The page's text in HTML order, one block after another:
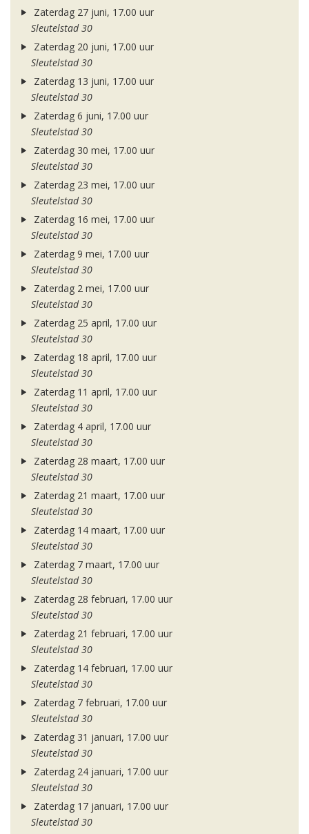
Zaterdag 27 juni, 17.00 uur
Sleutelstad 30
Zaterdag 20 juni, 17.00 uur
Sleutelstad 30
Zaterdag 13 juni, 17.00 uur
Sleutelstad 30
Zaterdag 6 juni, 17.00 uur
Sleutelstad 30
Zaterdag 30 mei, 17.00 uur
Sleutelstad 30
Zaterdag 23 mei, 17.00 uur
Sleutelstad 30
Zaterdag 16 mei, 17.00 uur
Sleutelstad 30
Zaterdag 9 mei, 17.00 uur
Sleutelstad 30
Zaterdag 2 mei, 17.00 uur
Sleutelstad 30
Zaterdag 25 april, 17.00 uur
Sleutelstad 30
Zaterdag 18 april, 17.00 uur
Sleutelstad 30
Zaterdag 11 april, 17.00 uur
Sleutelstad 30
Zaterdag 4 april, 17.00 uur
Sleutelstad 30
Zaterdag 28 maart, 17.00 uur
Sleutelstad 30
Zaterdag 21 maart, 17.00 uur
Sleutelstad 30
Zaterdag 14 maart, 17.00 uur
Sleutelstad 30
Zaterdag 7 maart, 17.00 uur
Sleutelstad 30
Zaterdag 28 februari, 17.00 uur
Sleutelstad 30
Zaterdag 21 februari, 17.00 uur
Sleutelstad 30
Zaterdag 14 februari, 17.00 uur
Sleutelstad 30
Zaterdag 7 februari, 17.00 uur
Sleutelstad 30
Zaterdag 31 januari, 17.00 uur
Sleutelstad 30
Zaterdag 24 januari, 17.00 uur
Sleutelstad 30
Zaterdag 17 januari, 17.00 uur
Sleutelstad 30